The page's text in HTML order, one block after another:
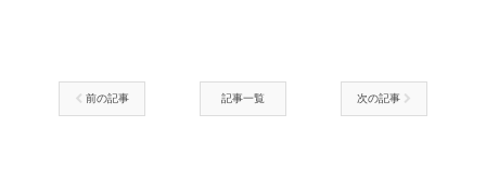
前の記事 記事一覧 次の記事